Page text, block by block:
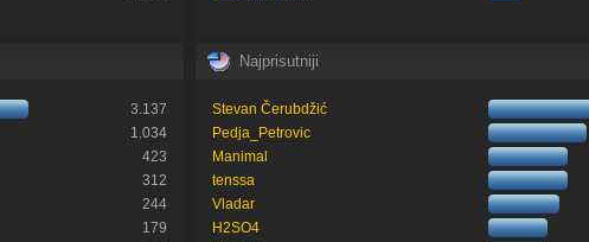
3.137
1.034
423
312
244
179
Najprisutniji
Stevan Čerubdžić
Pedja_Petrovic
Manimal
tenssa
Vladar
H2SO4